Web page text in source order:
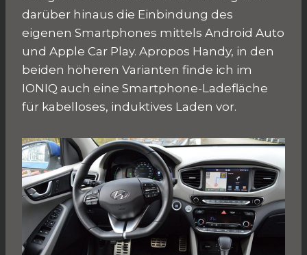
darüber hinaus die Einbindung des
eigenen Smartphones mittels Android Auto
und Apple Car Play. Apropos Handy, in den
beiden höheren Varianten finde ich im
IONIQ auch eine Smartphone-Ladefläche
für kabelloses, induktives Laden vor.